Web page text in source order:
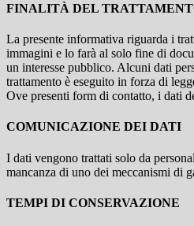
FINALITÀ DEL
La presente informativa riguarda i
immagini e lo farà al solo fine di
un interesse pubblico. Alcuni dati
trattamento è eseguito in forza di
Ove presenti form di contatto, i dati
COMUNICAZIONE DEI DATI
I dati vengono trattati solo da
mancanza di uno dei meccanismi di
TEMPI DI CONSERVAZIONE